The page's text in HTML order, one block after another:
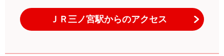
ＪＲ三ノ宮駅からのアクセス